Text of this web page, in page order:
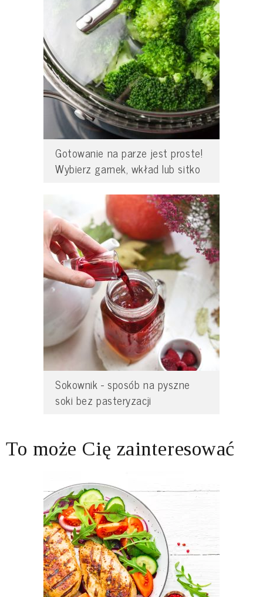
Gotowanie na parze jest proste!
Wybierz garnek, wkład lub sitko
Sokownik - sposób na pyszne
soki bez pasteryzacji
To może Cię zainteresować